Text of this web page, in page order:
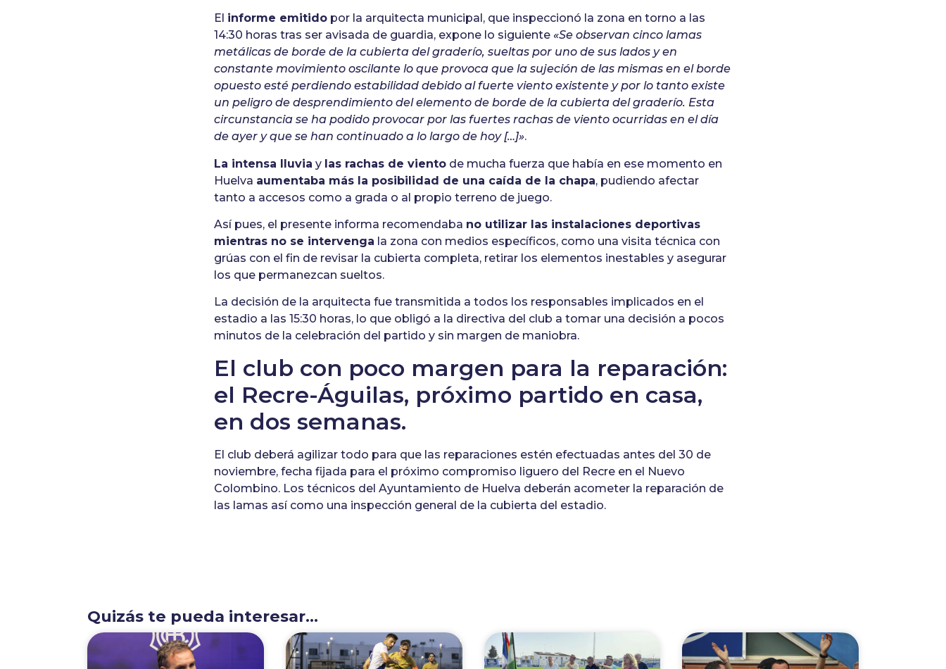
El informe emitido por la arquitecta municipal, que inspeccionó la zona en torno a las
14:30 horas tras ser avisada de guardia, expone lo siguiente «Se observan cinco lamas
metálicas de borde de la cubierta del graderío, sueltas por uno de sus lados y en
constante movimiento oscilante lo que provoca que la sujeción de las mismas en el borde
opuesto esté perdiendo estabilidad debido al fuerte viento existente y por lo tanto existe
un peligro de desprendimiento del elemento de borde de la cubierta del graderío. Esta
circunstancia se ha podido provocar por las fuertes rachas de viento ocurridas en el día
de ayer y que se han continuado a lo largo de hoy […]».
La intensa lluvia y las rachas de viento de mucha fuerza que había en ese momento en
Huelva aumentaba más la posibilidad de una caída de la chapa, pudiendo afectar
tanto a accesos como a grada o al propio terreno de juego.
Así pues, el presente informa recomendaba no utilizar las instalaciones deportivas
mientras no se intervenga la zona con medios específicos, como una visita técnica con
grúas con el fin de revisar la cubierta completa, retirar los elementos inestables y asegurar
los que permanezcan sueltos.
La decisión de la arquitecta fue transmitida a todos los responsables implicados en el
estadio a las 15:30 horas, lo que obligó a la directiva del club a tomar una decisión a pocos
minutos de la celebración del partido y sin margen de maniobra.
El club con poco margen para la reparación:
el Recre-Águilas, próximo partido en casa,
en dos semanas.
El club deberá agilizar todo para que las reparaciones estén efectuadas antes del 30 de
noviembre, fecha fijada para el próximo compromiso liguero del Recre en el Nuevo
Colombino. Los técnicos del Ayuntamiento de Huelva deberán acometer la reparación de
las lamas así como una inspección general de la cubierta del estadio.
Quizás te pueda interesar...